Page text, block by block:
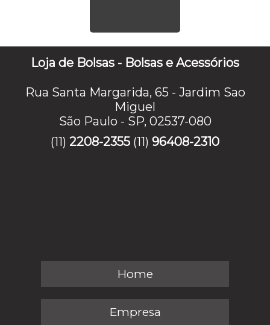
Loja de Bolsas - Bolsas e Acessórios
Rua Santa Margarida, 65 - Jardim Sao
Miguel
São Paulo - SP, 02537-080
(11) 2208-2355 (11) 96408-2310
Home
Empresa